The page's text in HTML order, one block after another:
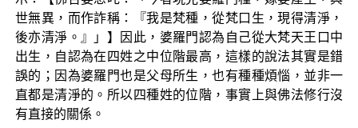
世無異，而作詐稱：『我是梵種，從梵口生，現得清淨，
後亦清淨。』」】因此，婆羅門認為自己從大梵天王口中
出生，自認為在四姓之中位階最高，這樣的說法其實是錯
誤的；因為婆羅門也是父母所生，也有種種煩惱，並非一
直都是清淨的。所以四種姓的位階，事實上與佛法修行沒
有直接的關係。